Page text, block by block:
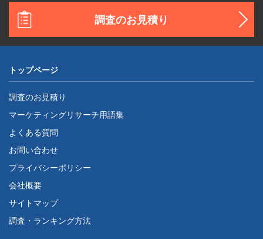
調査のお見積り
トップページ
調査のお見積り
マーケティングリサーチ用語集
よくある質問
お問い合わせ
プライバシーポリシー
会社概要
サイトマップ
調査・ランキング方法